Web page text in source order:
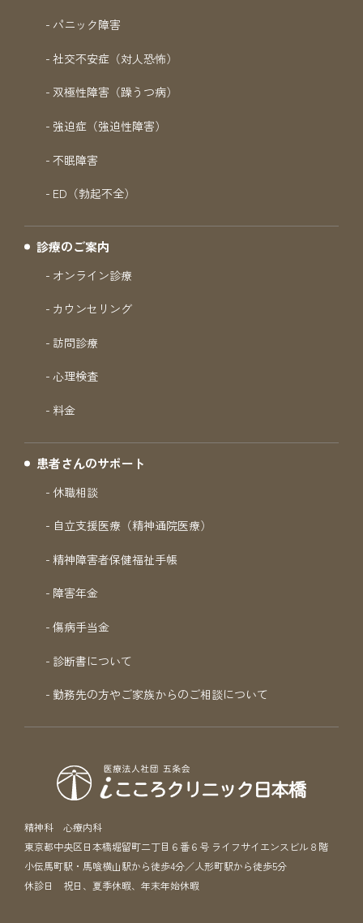
パニック障害
社交不安症（対人恐怖）
双極性障害（躁うつ病）
強迫症（強迫性障害）
不眠障害
ED（勃起不全）
診療のご案内
オンライン診療
カウンセリング
訪問診療
心理検査
料金
患者さんのサポート
休職相談
自立支援医療（精神通院医療）
精神障害者保健福祉手帳
障害年金
傷病手当金
診断書について
勤務先の方やご家族からのご相談について
精神科 心療内科
東京都中央区日本橋堀留町二丁目６番６号 ライフサイエンスビル８階
小伝馬町駅・馬喰横山駅から徒歩4分／人形町駅から徒歩5分
休診日 祝日、夏季休暇、年末年始休暇